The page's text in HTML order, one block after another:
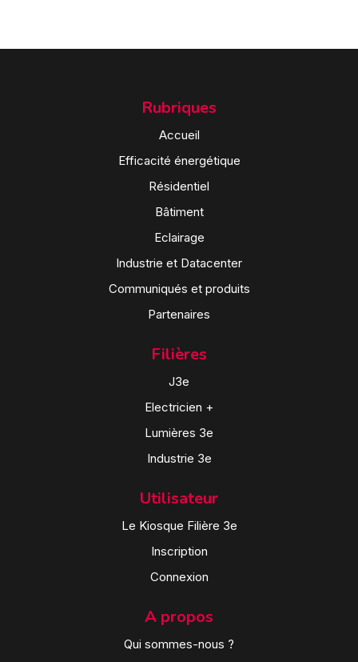
Rubriques
Accueil
Efficacité énergétique
Résidentiel
Bâtiment
Eclairage
Industrie et Datacenter
Communiqués et produits
Partenaires
Filières
J3e
Electricien +
Lumières 3e
Industrie 3e
Utilisateur
Le Kiosque Filière 3e
Inscription
Connexion
A propos
Qui sommes-nous ?